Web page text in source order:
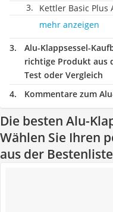
Kettler Basic Plus
mehr anzeigen
Alu-Klappsessel-
richtige Produkt aus
Test oder Vergleich
Kommentare zum
Die besten Alu-
Wählen Sie Ihren
aus der